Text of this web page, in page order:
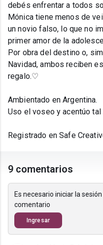
debés enfrentar a todos
Mónica tiene menos de
un novio falso, lo que no
primer amor de la
Por obra del destino o,
Navidad, ambos reciben
regalo.♡
Ambientado en Argentina.
Uso el voseo y acentúo
Registrado en Safe
9 comentarios
Es necesario iniciar la
comentario
Ingresar